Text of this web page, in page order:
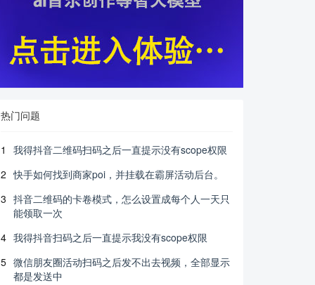
热门问题
1
我得抖音二维码扫码之后一直提示没有scope权限
2 快手如何找到商家poi，并挂载在霸屏活动后台。
3 抖音二维码的卡卷模式，怎么设置成每个人一天只
能领取一次
4 我得抖音扫码之后一直提示我没有scope权限
5 微信朋友圈活动扫码之后发不出去视频，全部显示
都是发送中